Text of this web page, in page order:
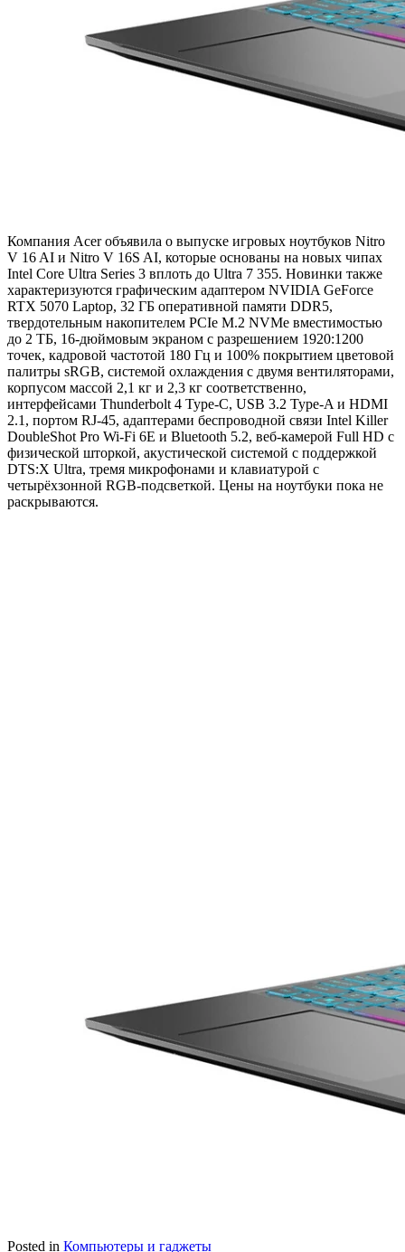
Компания Acer объявила о выпуске игровых ноутбуков Nitro
V 16 AI и Nitro V 16S AI, которые основаны на новых чипах
Intel Core Ultra Series 3 вплоть до Ultra 7 355. Новинки также
характеризуются графическим адаптером NVIDIA GeForce
RTX 5070 Laptop, 32 ГБ оперативной памяти DDR5,
твердотельным накопителем PCIe M.2 NVMe вместимостью
до 2 ТБ, 16-дюймовым экраном с разрешением 1920:1200
точек, кадровой частотой 180 Гц и 100% покрытием цветовой
палитры sRGB, системой охлаждения с двумя вентиляторами,
корпусом массой 2,1 кг и 2,3 кг соответственно,
интерфейсами Thunderbolt 4 Type-C, USB 3.2 Type-A и HDMI
2.1, портом RJ-45, адаптерами беспроводной связи Intel Killer
DoubleShot Pro Wi-Fi 6E и Bluetooth 5.2, веб-камерой Full HD c
физической шторкой, акустической системой с поддержкой
DTS:X Ultra, тремя микрофонами и клавиатурой с
четырёхзонной RGB-подсветкой. Цены на ноутбуки пока не
раскрываются.
Posted in Компьютеры и гаджеты